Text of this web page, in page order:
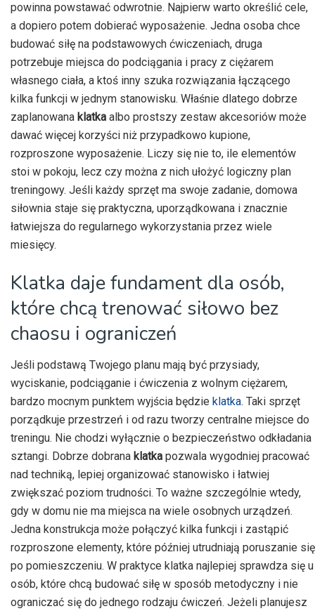
powinna powstawać odwrotnie. Najpierw warto określić cele,
a dopiero potem dobierać wyposażenie. Jedna osoba chce
budować siłę na podstawowych ćwiczeniach, druga
potrzebuje miejsca do podciągania i pracy z ciężarem
własnego ciała, a ktoś inny szuka rozwiązania łączącego
kilka funkcji w jednym stanowisku. Właśnie dlatego dobrze
zaplanowana klatka albo prostszy zestaw akcesoriów może
dawać więcej korzyści niż przypadkowo kupione,
rozproszone wyposażenie. Liczy się nie to, ile elementów
stoi w pokoju, lecz czy można z nich ułożyć logiczny plan
treningowy. Jeśli każdy sprzęt ma swoje zadanie, domowa
siłownia staje się praktyczna, uporządkowana i znacznie
łatwiejsza do regularnego wykorzystania przez wiele
miesięcy.
Klatka daje fundament dla osób,
które chcą trenować siłowo bez
chaosu i ograniczeń
Jeśli podstawą Twojego planu mają być przysiady,
wyciskanie, podciąganie i ćwiczenia z wolnym ciężarem,
bardzo mocnym punktem wyjścia będzie klatka. Taki sprzęt
porządkuje przestrzeń i od razu tworzy centralne miejsce do
treningu. Nie chodzi wyłącznie o bezpieczeństwo odkładania
sztangi. Dobrze dobrana klatka pozwala wygodniej pracować
nad techniką, lepiej organizować stanowisko i łatwiej
zwiększać poziom trudności. To ważne szczególnie wtedy,
gdy w domu nie ma miejsca na wiele osobnych urządzeń.
Jedna konstrukcja może połączyć kilka funkcji i zastąpić
rozproszone elementy, które później utrudniają poruszanie się
po pomieszczeniu. W praktyce klatka najlepiej sprawdza się u
osób, które chcą budować siłę w sposób metodyczny i nie
ograniczać się do jednego rodzaju ćwiczeń. Jeżeli planujesz